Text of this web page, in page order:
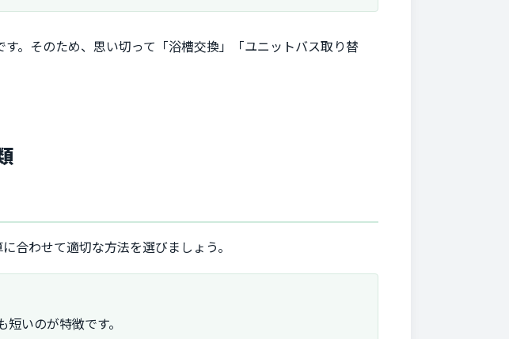
。そのため、思い切って「浴槽交換」「ユニットバス取り替
合わせて適切な方法を選びましょう。
いのが特徴です。